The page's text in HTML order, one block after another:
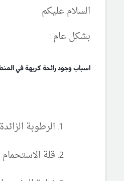
السلام عليكم
بشكل عام :
اسباب وجود رائحة كريهة في
الرطوبة الزائدة
قلة الاستحمام